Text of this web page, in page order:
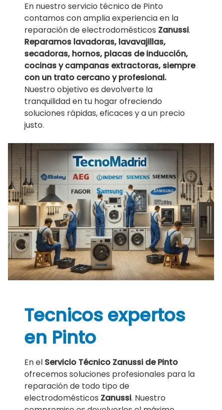
En nuestro servicio técnico de Pinto
contamos con amplia experiencia en la
reparación de electrodomésticos Zanussi.
Reparamos lavadoras, lavavajillas,
secadoras, hornos, placas de inducción,
cocinas y campanas extractoras, siempre
con un trato cercano y profesional.
Nuestro objetivo es devolverte la
tranquilidad en tu hogar ofreciendo
soluciones rápidas, eficaces y a un precio
justo.
Tecnicos expertos
en Pinto
En el Servicio Técnico Zanussi de Pinto
ofrecemos soluciones profesionales para la
reparación de todo tipo de
electrodomésticos Zanussi. Nuestro